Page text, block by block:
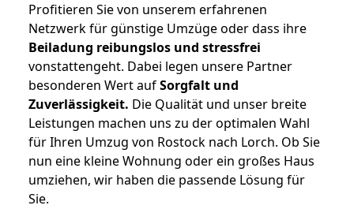
Profitieren Sie von unserem erfahrenen
Netzwerk für günstige Umzüge oder dass ihre
Beiladung reibungslos und stressfrei
vonstattengeht. Dabei legen unsere Partner
besonderen Wert aufSorgfalt und
Zuverlässigkeit. Die Qualität und unser breite
Leistungen machen uns zu der optimalen Wahl
für Ihren Umzug von Rostock nach Lorch. Ob Sie
nun eine kleine Wohnung oder ein großes Haus
umziehen, wir haben die passende Lösung für
Sie.